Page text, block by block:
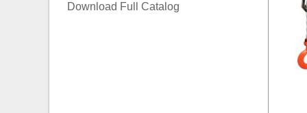
Download Full Catalog